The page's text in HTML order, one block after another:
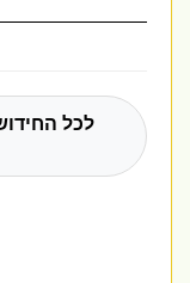
לכל